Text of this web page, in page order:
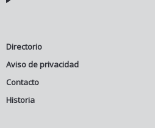
Directorio
Aviso de privacidad
Contacto
Historia